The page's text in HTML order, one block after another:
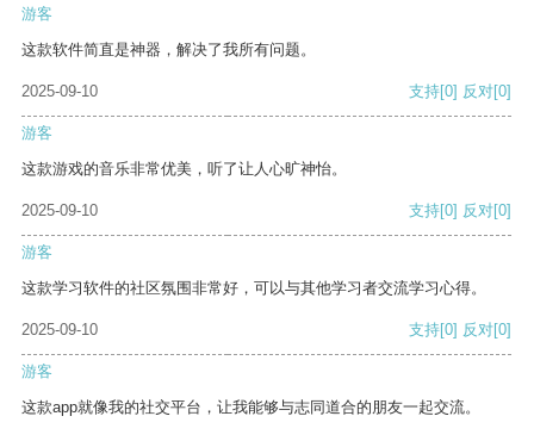
游客
这款软件简直是神器，解决了我所有问题。
2025-09-10 支持[0] 反对[0]
游客
这款游戏的音乐非常优美，听了让人心旷神怡。
2025-09-10 支持[0] 反对[0]
游客
这款学习软件的社区氛围非常好，可以与其他学习者交流学习心得。
2025-09-10 支持[0] 反对[0]
游客
这款app就像我的社交平台，让我能够与志同道合的朋友一起交流。